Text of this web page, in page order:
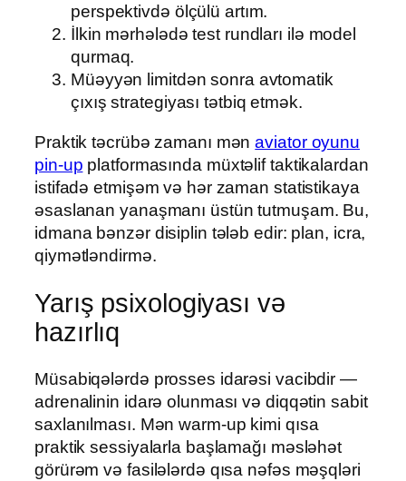
perspektivdə ölçülü artım.
İlkin mərhələdə test rundları ilə model
qurmaq.
Müəyyən limitdən sonra avtomatik
çıxış strategiyası tətbiq etmək.
Praktik təcrübə zamanı mənaviator oyunu
pin-up platformasında müxtəlif taktikalardan
istifadə etmişəm və hər zaman statistikaya
əsaslanan yanaşmanı üstün tutmuşam. Bu,
idmana bənzər disiplin tələb edir: plan, icra,
qiymətləndirmə.
Yarış psixologiyası və
hazırlıq
Müsabiqələrdə prosses idarəsi vacibdir —
adrenalinin idarə olunması və diqqətin sabit
saxlanılması. Mən warm-up kimi qısa
praktik sessiyalarla başlamağı məsləhət
görürəm və fasilələrdə qısa nəfəs məşqləri